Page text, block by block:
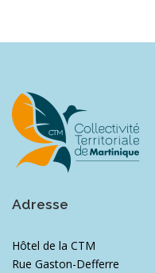
Adresse
Hôtel de la CTM
Rue Gaston-Defferre